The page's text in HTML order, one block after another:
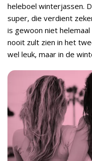
heleboel winterjassen.
super, die verdient
is gewoon niet
nooit zult zien in het
wel leuk, maar in de